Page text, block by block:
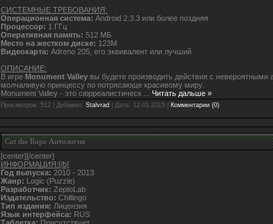
СИСТЕМНЫЕ ТРЕБОВАНИЯ:
Операционная система: Android 2.3.3 или более поздняя
Процессор: 1 ГГц
Оперативная память: 512 МБ
Место на жестком диске: 123M
Видеокарта: Adreno 205, его эквивалент или лучший
ОПИСАНИЕ:
В игре Monument Valley вы будете производить действия с
молчаливую принцессу по потрясающе красивому миру.
Monument Valley - это сюрреалистическ
Читать дальше »
Просмотров: 512 | Добавил: Stalvrad | Дата: 12.01.2015 Комментарии (0)
Cut the Rope Антология
[center][/center]
ИНФОРМАЦИЯ:[/b]
Год выпуска: 2010 - 2013
Жанр: Logic (Puzzle)
Разработчик: ZeptoLab
Издательство: Chillingo
Тип издания: Лицензия
Язык интерфейса: RUS